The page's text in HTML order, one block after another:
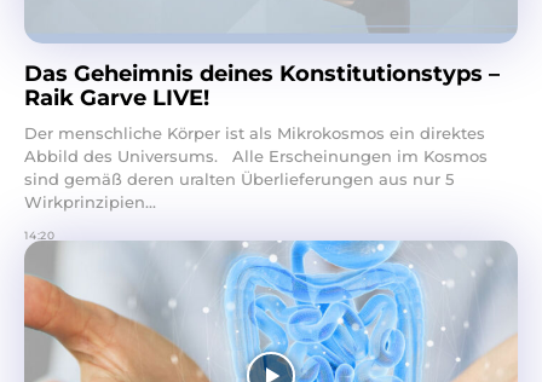
Das Geheimnis deines Konstitutionstyps –
Raik Garve LIVE!
Der menschliche Körper ist als Mikrokosmos ein direktes
Abbild des Universums. Alle Erscheinungen im Kosmos
sind gemäß deren uralten Überlieferungen aus nur 5
Wirkprinzipien...
14:20